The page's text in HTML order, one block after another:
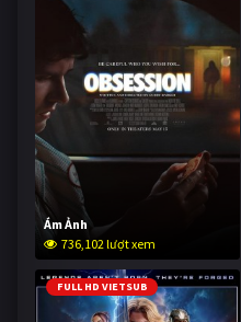
Ám Ảnh
736,102 lượt xem
FULL HD VIETSUB